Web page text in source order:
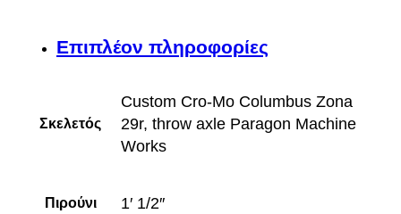
Επιπλέον πληροφορίες
Σκελετός
Custom Cro-Mo Columbus Zona
29r, throw axle Paragon Machine
Works
Πιρούνι 1′ 1/2″